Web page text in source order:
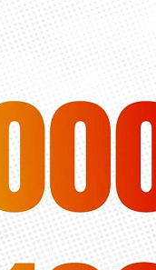
cuarto triunfo
ganó en la tarde de
escorpión Emilio